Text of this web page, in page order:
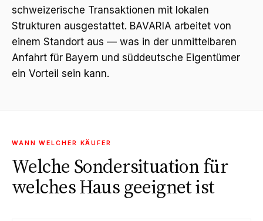
schweizerische Transaktionen mit lokalen
Strukturen ausgestattet. BAVARIA arbeitet von
einem Standort aus — was in der unmittelbaren
Anfahrt für Bayern und süddeutsche Eigentümer
ein Vorteil sein kann.
WANN WELCHER KÄUFER
Welche Sondersituation für
welches Haus geeignet ist